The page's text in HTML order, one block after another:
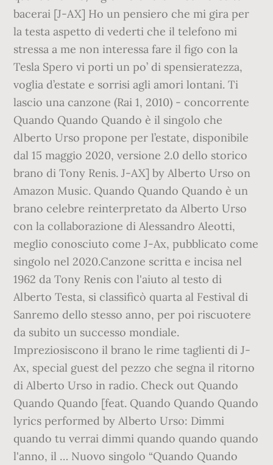
bacerai [J-AX] Ho un pensiero che mi gira per
la testa aspetto di vederti che il telefono mi
stressa a me non interessa fare il figo con la
Tesla Spero vi porti un po’ di spensieratezza,
voglia d’estate e sorrisi agli amori lontani. Ti
lascio una canzone (Rai 1, 2010) - concorrente
Quando Quando Quando è il singolo che
Alberto Urso propone per l’estate, disponibile
dal 15 maggio 2020, versione 2.0 dello storico
brano di Tony Renis. J-AX] by Alberto Urso on
Amazon Music. Quando Quando Quando è un
brano celebre reinterpretato da Alberto Urso
con la collaborazione di Alessandro Aleotti,
meglio conosciuto come J-Ax, pubblicato come
singolo nel 2020.Canzone scritta e incisa nel
1962 da Tony Renis con l'aiuto al testo di
Alberto Testa, si classificò quarta al Festival di
Sanremo dello stesso anno, per poi riscuotere
da subito un successo mondiale.
Impreziosiscono il brano le rime taglienti di J-
Ax, special guest del pezzo che segna il ritorno
di Alberto Urso in radio. Check out Quando
Quando Quando [feat. Quando Quando Quando
lyrics performed by Alberto Urso: Dimmi
quando tu verrai dimmi quando quando quando
l'anno, il … Nuovo singolo “Quando Quando